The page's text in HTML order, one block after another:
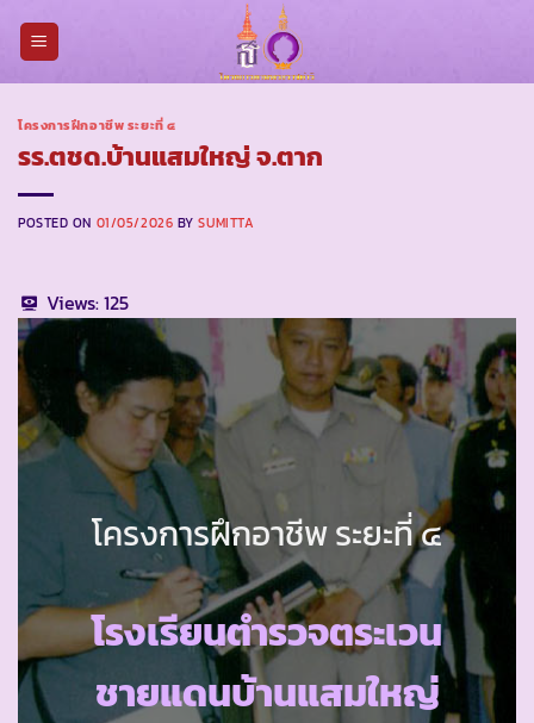
โครงการฝึกอาชีพ ระยะที่ ๔
รร.ตชด.บ้านแสมใหญ่ จ.ตาก
POSTED ON 01/05/2026 BYSUMITTA
Views:125
โครงการฝึกอาชีพ ระยะที่ ๔
โรงเรียนตำรวจตระเวน
ชายแดนบ้านแสมใหญ่